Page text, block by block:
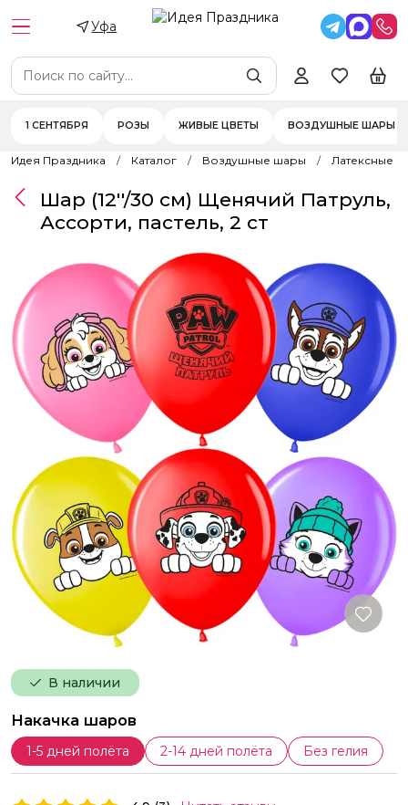
Уфа
1 СЕНТЯБРЯ РОЗЫ ЖИВЫЕ ЦВЕТЫ ВОЗДУШНЫЕ ШАРЫ
Идея Праздника Каталог Воздушные шары Латексные
В наличии
Накачка шаров
1-5 дней полёта 2-14 дней полёта Без гелия
Шар (12''/30 см) Щенячий Патруль,
Ассорти, пастель, 2 ст